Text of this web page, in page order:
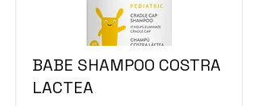
BABE SHAMPOO COSTRA
LACTEA